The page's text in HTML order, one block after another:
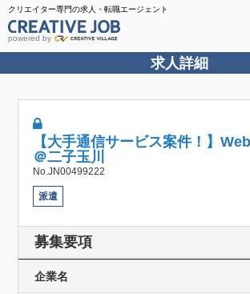
クリエイター専門の求人・転職エージェント
powered by
求人詳細
【大手通信サービス案件！】
＠二子玉川
No.JN00499222
派遣
募集要項
企業名